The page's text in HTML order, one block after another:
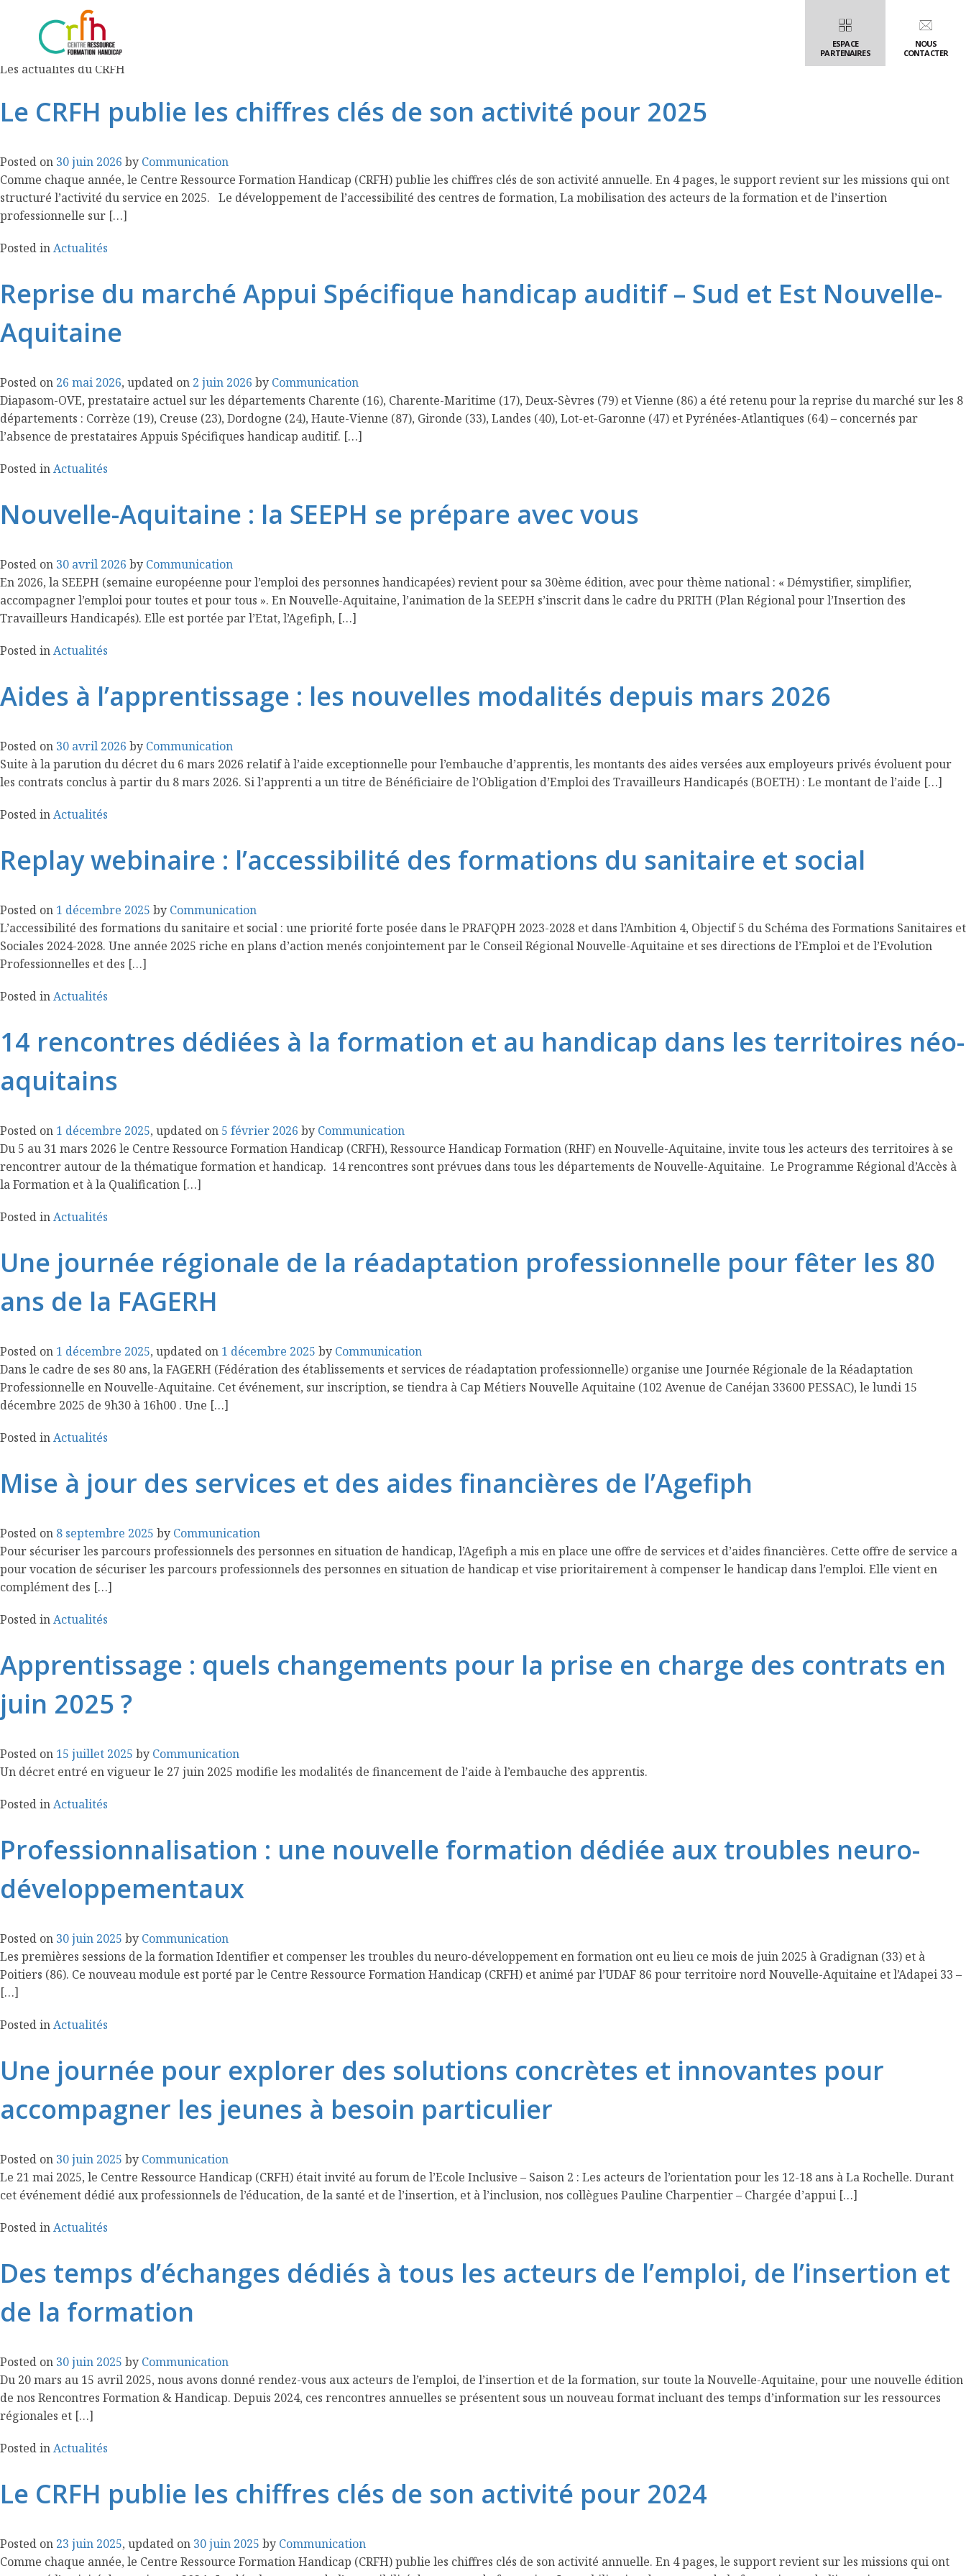
ESPACE
PARTENAIRES
NOUS
CONTACTER
Actualités
Les actualités du CRFH
Le CRFH publie les chiffres clés de son activité pour 2025
Posted on 30 juin 2026 by Communication
Comme chaque année, le Centre Ressource Formation Handicap (CRFH) publie les chiffres clés de son activité annuelle. En 4 pages, le support revient sur les missions qui ont
structuré l’activité du service en 2025. Le développement de l’accessibilité des centres de formation, La mobilisation des acteurs de la formation et de l’insertion
professionnelle sur […]
Posted inActualités
Reprise du marché Appui Spécifique handicap auditif – Sud et Est Nouvelle-
Aquitaine
Posted on 26 mai 2026, updated on 2 juin 2026 by Communication
Diapasom-OVE, prestataire actuel sur les départements Charente (16), Charente-Maritime (17), Deux-Sèvres (79) et Vienne (86) a été retenu pour la reprise du marché sur les 8
départements : Corrèze (19), Creuse (23), Dordogne (24), Haute-Vienne (87), Gironde (33), Landes (40), Lot-et-Garonne (47) et Pyrénées-Atlantiques (64) – concernés par
l’absence de prestataires Appuis Spécifiques handicap auditif. […]
Posted inActualités
Nouvelle-Aquitaine : la SEEPH se prépare avec vous
Posted on 30 avril 2026 by Communication
En 2026, la SEEPH (semaine européenne pour l’emploi des personnes handicapées) revient pour sa 30ème édition, avec pour thème national : « Démystifier, simplifier,
accompagner l’emploi pour toutes et pour tous ». En Nouvelle-Aquitaine, l’animation de la SEEPH s’inscrit dans le cadre du PRITH (Plan Régional pour l’Insertion des
Travailleurs Handicapés). Elle est portée par l’Etat, l’Agefiph, […]
Posted inActualités
Aides à l’apprentissage : les nouvelles modalités depuis mars 2026
Posted on 30 avril 2026 by Communication
Suite à la parution du décret du 6 mars 2026 relatif à l’aide exceptionnelle pour l’embauche d’apprentis, les montants des aides versées aux employeurs privés évoluent pour
les contrats conclus à partir du 8 mars 2026. Si l’apprenti a un titre de Bénéficiaire de l’Obligation d’Emploi des Travailleurs Handicapés (BOETH) : Le montant de l’aide […]
Posted inActualités
Replay webinaire : l’accessibilité des formations du sanitaire et social
Posted on 1 décembre 2025 by Communication
L’accessibilité des formations du sanitaire et social : une priorité forte posée dans le PRAFQPH 2023-2028 et dans l’Ambition 4, Objectif 5 du Schéma des Formations Sanitaires et
Sociales 2024-2028. Une année 2025 riche en plans d’action menés conjointement par le Conseil Régional Nouvelle-Aquitaine et ses directions de l’Emploi et de l’Evolution
Professionnelles et des […]
Posted inActualités
14 rencontres dédiées à la formation et au handicap dans les territoires néo-
aquitains
Posted on 1 décembre 2025, updated on 5 février 2026 by Communication
Du 5 au 31 mars 2026 le Centre Ressource Formation Handicap (CRFH), Ressource Handicap Formation (RHF) en Nouvelle-Aquitaine, invite tous les acteurs des territoires à se
rencontrer autour de la thématique formation et handicap. 14 rencontres sont prévues dans tous les départements de Nouvelle-Aquitaine. Le Programme Régional d’Accès à
la Formation et à la Qualification […]
Posted inActualités
Une journée régionale de la réadaptation professionnelle pour fêter les 80
ans de la FAGERH
Posted on 1 décembre 2025, updated on 1 décembre 2025 by Communication
Dans le cadre de ses 80 ans, la FAGERH (Fédération des établissements et services de réadaptation professionnelle) organise une Journée Régionale de la Réadaptation
Professionnelle en Nouvelle-Aquitaine. Cet événement, sur inscription, se tiendra à Cap Métiers Nouvelle Aquitaine (102 Avenue de Canéjan 33600 PESSAC), le lundi 15
décembre 2025 de 9h30 à 16h00 . Une […]
Posted inActualités
Mise à jour des services et des aides financières de l’Agefiph
Posted on 8 septembre 2025 by Communication
Pour sécuriser les parcours professionnels des personnes en situation de handicap, l’Agefiph a mis en place une offre de services et d’aides financières. Cette offre de service a
pour vocation de sécuriser les parcours professionnels des personnes en situation de handicap et vise prioritairement à compenser le handicap dans l’emploi. Elle vient en
complément des […]
Posted inActualités
Apprentissage : quels changements pour la prise en charge des contrats en
juin 2025 ?
Posted on 15 juillet 2025 by Communication
Un décret entré en vigueur le 27 juin 2025 modifie les modalités de financement de l’aide à l’embauche des apprentis.
Posted inActualités
Professionnalisation : une nouvelle formation dédiée aux troubles neuro-
développementaux
Posted on 30 juin 2025 by Communication
Les premières sessions de la formation Identifier et compenser les troubles du neuro-développement en formation ont eu lieu ce mois de juin 2025 à Gradignan (33) et à
Poitiers (86). Ce nouveau module est porté par le Centre Ressource Formation Handicap (CRFH) et animé par l’UDAF 86 pour territoire nord Nouvelle-Aquitaine et l’Adapei 33 –
[…]
Posted inActualités
Une journée pour explorer des solutions concrètes et innovantes pour
accompagner les jeunes à besoin particulier
Posted on 30 juin 2025 by Communication
Le 21 mai 2025, le Centre Ressource Handicap (CRFH) était invité au forum de l’Ecole Inclusive – Saison 2 : Les acteurs de l’orientation pour les 12-18 ans à La Rochelle. Durant
cet événement dédié aux professionnels de l’éducation, de la santé et de l’insertion, et à l’inclusion, nos collègues Pauline Charpentier – Chargée d’appui […]
Posted inActualités
Des temps d’échanges dédiés à tous les acteurs de l’emploi, de l’insertion et
de la formation
Posted on 30 juin 2025 by Communication
Du 20 mars au 15 avril 2025, nous avons donné rendez-vous aux acteurs de l’emploi, de l’insertion et de la formation, sur toute la Nouvelle-Aquitaine, pour une nouvelle édition
de nos Rencontres Formation & Handicap. Depuis 2024, ces rencontres annuelles se présentent sous un nouveau format incluant des temps d’information sur les ressources
régionales et […]
Posted inActualités
Le CRFH publie les chiffres clés de son activité pour 2024
Posted on 23 juin 2025, updated on 30 juin 2025 by Communication
Comme chaque année, le Centre Ressource Formation Handicap (CRFH) publie les chiffres clés de son activité annuelle. En 4 pages, le support revient sur les missions qui ont